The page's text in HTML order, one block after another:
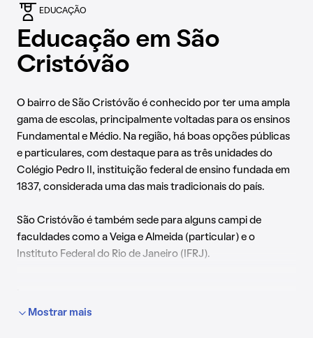
EDUCAÇÃO
Educação em São
Cristóvão
O bairro de São Cristóvão é conhecido por ter uma ampla
gama de escolas, principalmente voltadas para os ensinos
Fundamental e Médio. Na região, há boas opções públicas
e particulares, com destaque para as três unidades do
Colégio Pedro II, instituição federal de ensino fundada em
1837, considerada uma das mais tradicionais do país.
São Cristóvão é também sede para alguns campi de
faculdades como a Veiga e Almeida (particular) e o
Instituto Federal do Rio de Janeiro (IFRJ).
Mostrar mais